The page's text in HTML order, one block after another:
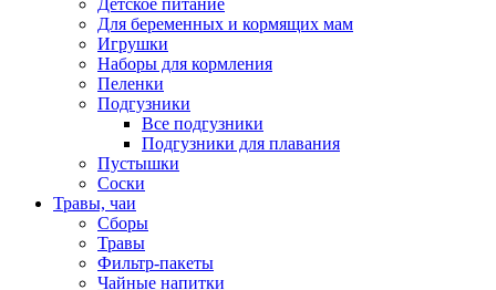
Детское питание
Для беременных и кормящих мам
Игрушки
Наборы для кормления
Пеленки
Подгузники
Все подгузники
Подгузники для плавания
Пустышки
Соски
Травы, чаи
Сборы
Травы
Фильтр-пакеты
Чайные напитки